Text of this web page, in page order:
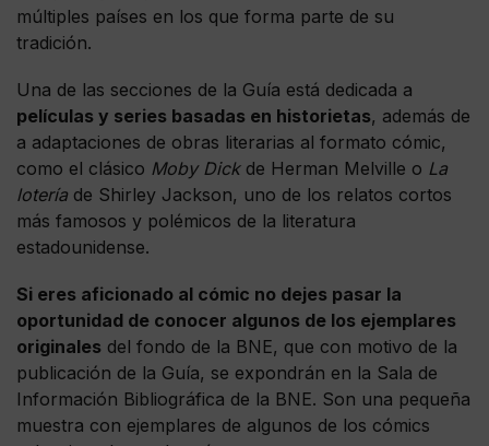
múltiples países en los que forma parte de su
tradición.
Una de las secciones de la Guía está dedicada a
películas y series basadas en historietas, además de
a adaptaciones de obras literarias al formato cómic,
como el clásico Moby Dickde Herman Melville o La
lotería de Shirley Jackson, uno de los relatos cortos
más famosos y polémicos de la literatura
estadounidense.
Si eres aficionado al cómic no dejes pasar la
oportunidad de conocer algunos de los ejemplares
originales del fondo de la BNE, que con motivo de la
publicación de la Guía, se expondrán en la Sala de
Información Bibliográfica de la BNE. Son una pequeña
muestra con ejemplares de algunos de los cómics